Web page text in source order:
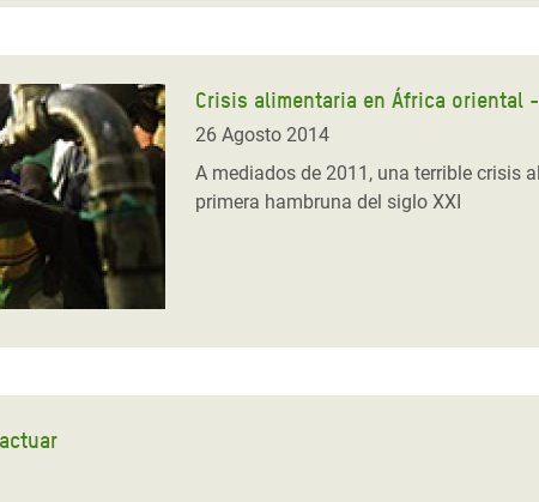
Crisis alimentaria en África oriental
26 Agosto 2014
A mediados de 2011, una terrible crisis
primera hambruna del siglo XXI